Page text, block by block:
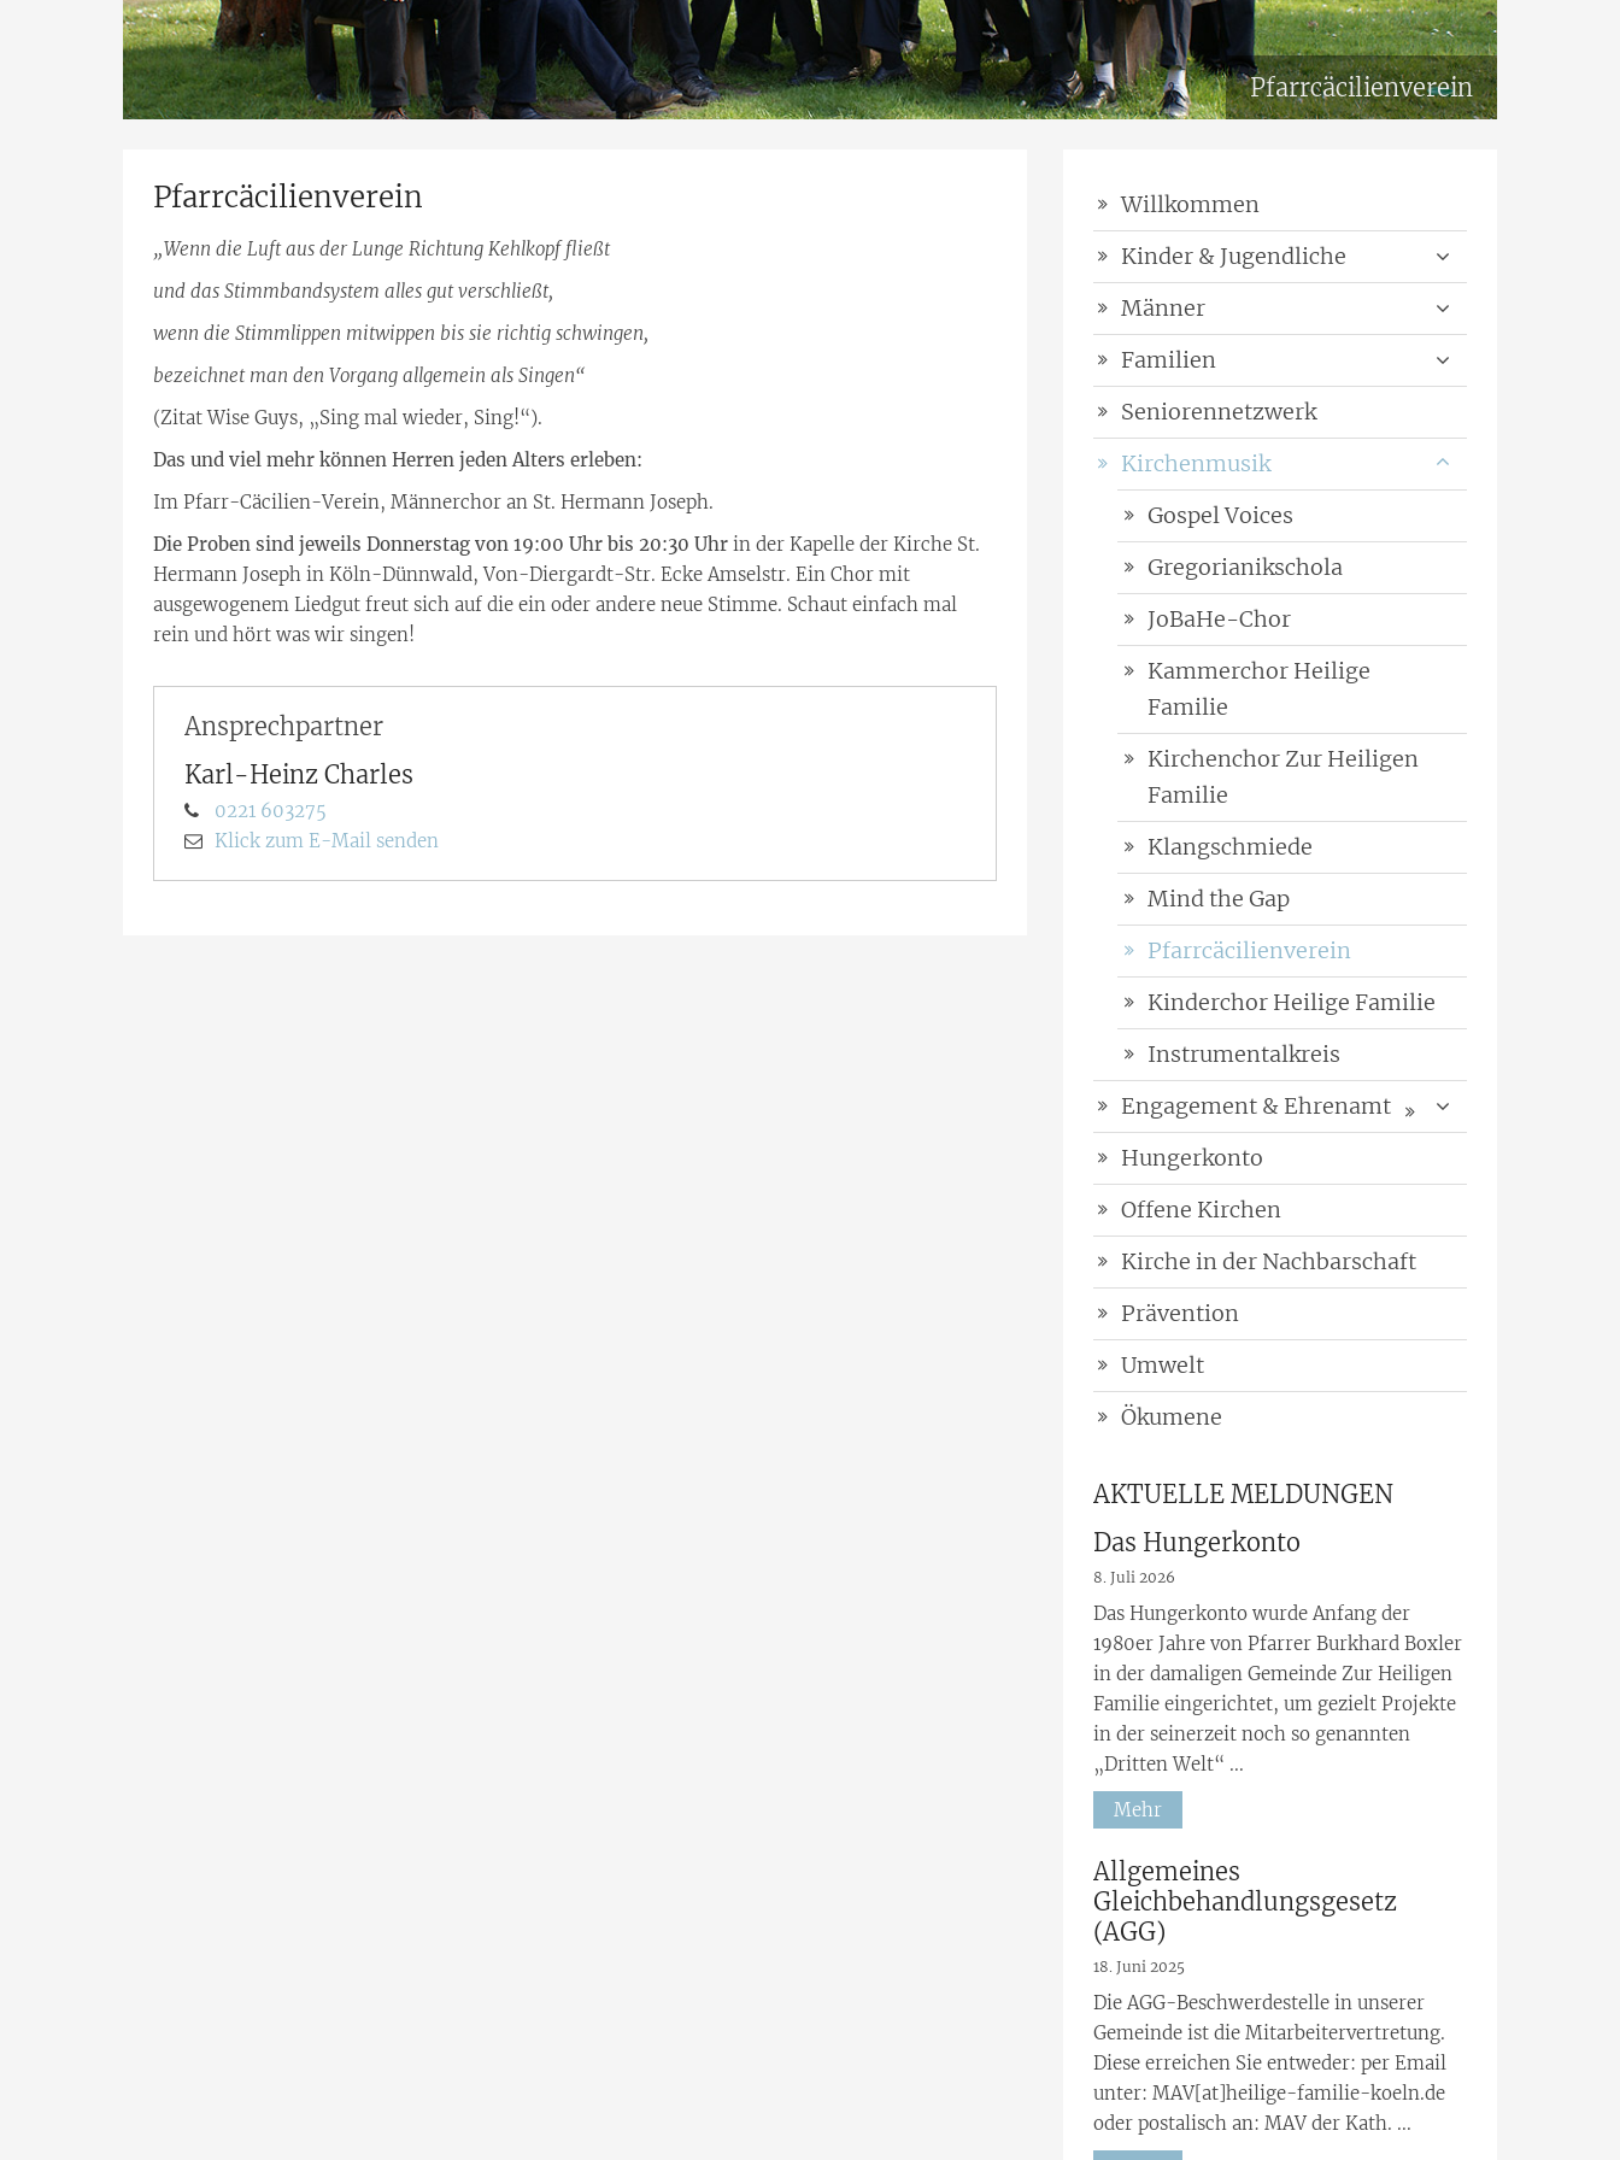
Pfarrcäcilienverein
Pfarrcäcilienverein
„Wenn die Luft aus der Lunge Richtung Kehlkopf fließt
und das Stimmbandsystem alles gut verschließt,
wenn die Stimmlippen mitwippen bis sie richtig schwingen,
bezeichnet man den Vorgang allgemein als Singen“
(Zitat Wise Guys, „Sing mal wieder, Sing!“).
Das und viel mehr können Herren jeden Alters erleben:
Im Pfarr-Cäcilien-Verein, Männerchor an St. Hermann Joseph.
Die Proben sind jeweils Donnerstag von 19:00 Uhr bis 20:30 Uhr in der Kapelle der Kirche St.
Hermann Joseph in Köln-Dünnwald, Von-Diergardt-Str. Ecke Amselstr. Ein Chor mit
ausgewogenem Liedgut freut sich auf die ein oder andere neue Stimme. Schaut einfach mal
rein und hört was wir singen!
Ansprechpartner
Karl-Heinz Charles
0221 603275
Klick zum E-Mail senden
Willkommen
Kinder & Jugendliche
Männer
Familien
Seniorennetzwerk
Kirchenmusik
Gospel Voices
Gregorianikschola
JoBaHe-Chor
Kammerchor Heilige
Familie
Kirchenchor Zur Heiligen
Familie
Klangschmiede
Mind the Gap
Pfarrcäcilienverein
Kinderchor Heilige Familie
Instrumentalkreis
Engagement & Ehrenamt
Hungerkonto
Offene Kirchen
Kirche in der Nachbarschaft
Prävention
Umwelt
Ökumene
AKTUELLE MELDUNGEN
Das Hungerkonto
8. Juli 2026
Das Hungerkonto wurde Anfang der
1980er Jahre von Pfarrer Burkhard Boxler
in der damaligen Gemeinde Zur Heiligen
Familie eingerichtet, um gezielt Projekte
in der seinerzeit noch so genannten
„Dritten Welt“ ...
Mehr
Allgemeines
Gleichbehandlungsgesetz
(AGG)
18. Juni 2025
Die AGG-Beschwerdestelle in unserer
Gemeinde ist die Mitarbeitervertretung.
Diese erreichen Sie entweder: per Email
unter: MAV[at]heilige-familie-koeln.de
oder postalisch an: MAV der Kath. ...